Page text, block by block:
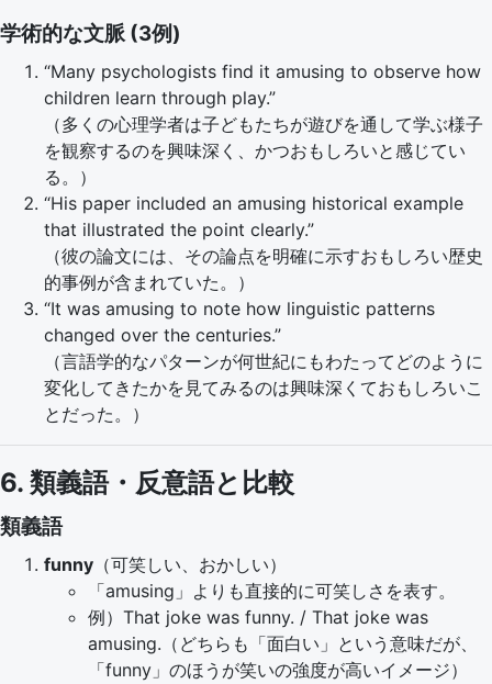
学術的な文脈 (3例)
“Many psychologists find it amusing to observe how
children learn through play.”
（多くの心理学者は子どもたちが遊びを通して学ぶ様子
を観察するのを興味深く、かつおもしろいと感じてい
る。）
“His paper included an amusing historical example
that illustrated the point clearly.”
（彼の論文には、その論点を明確に示すおもしろい歴史
的事例が含まれていた。）
“It was amusing to note how linguistic patterns
changed over the centuries.”
（言語学的なパターンが何世紀にもわたってどのように
変化してきたかを見てみるのは興味深くておもしろいこ
とだった。）
6. 類義語・反意語と比較
類義語
funny （可笑しい、おかしい）
「amusing」よりも直接的に可笑しさを表す。
例）That joke was funny. / That joke was
amusing.（どちらも「面白い」という意味だが、
「funny」のほうが笑いの強度が高いイメージ）